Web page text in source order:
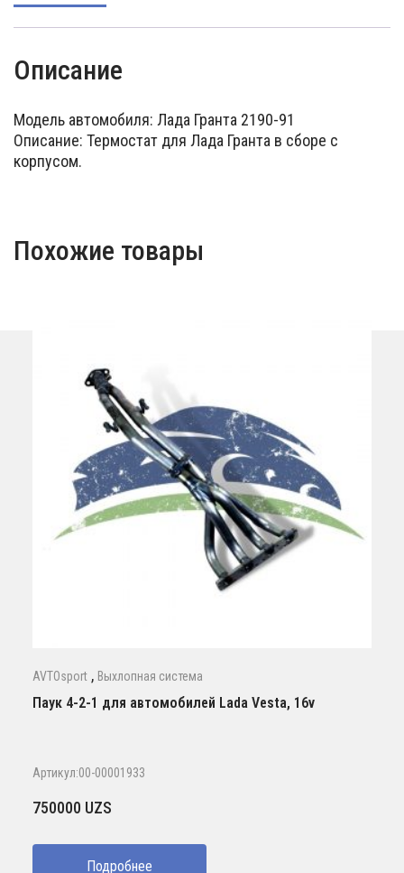
Описание
Модель автомобиля: Лада Гранта 2190-91
Описание: Термостат для Лада Гранта в сборе с
корпусом.
Похожие товары
AVTOsport , Выхлопная система
Паук 4-2-1 для автомобилей Lada Vesta, 16v
Артикул:00-00001933
750000 UZS
Подробнее